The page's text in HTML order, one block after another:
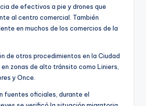
de efectivos a pie y drones que
al centro comercial. También
en muchos de los comercios de la
de otros procedimientos en la Ciudad
en zonas de alto tránsito como Liniers,
y Once.
fuentes oficiales, durante el